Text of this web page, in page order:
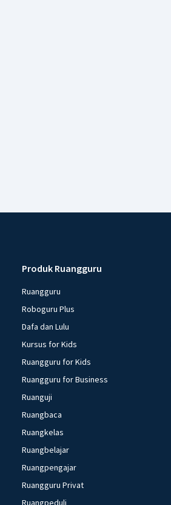
Produk Ruangguru
Ruangguru
Roboguru Plus
Dafa dan Lulu
Kursus for Kids
Ruangguru for Kids
Ruangguru for Business
Ruanguji
Ruangbaca
Ruangkelas
Ruangbelajar
Ruangpengajar
Ruangguru Privat
Ruangpeduli